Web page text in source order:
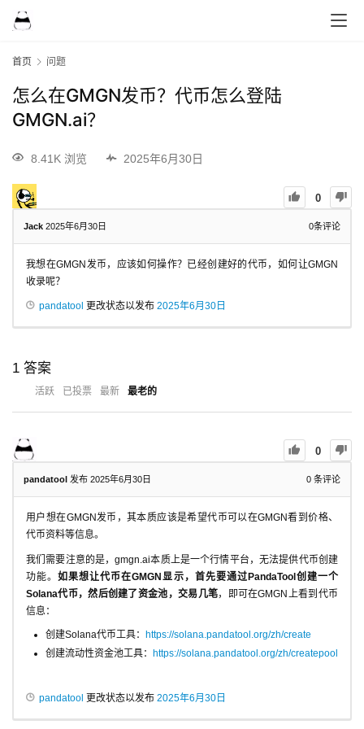
首页 问题
怎么在GMGN发币？代币怎么登陆
GMGN.ai？
8.41K 浏览 2025年6月30日
0
Jack 2025年6月30日 0条评论
我想在GMGN发币，应该如何操作？已经创建好的代币，如何让GMGN
收录呢？
pandatool 更改状态以发布 2025年6月30日
1 答案
活跃 已投票 最新 最老的
0
pandatool 发布 2025年6月30日 0 条评论
用户想在GMGN发币，其本质应该是希望代币可以在GMGN看到价格、
代币资料等信息。
我们需要注意的是，gmgn.ai本质上是一个行情平台，无法提供代币创建
功能。如果想让代币在GMGN显示，首先要通过PandaTool创建一个
Solana代币，然后创建了资金池，交易几笔，即可在GMGN上看到代币
信息：
创建Solana代币工具： https://solana.pandatool.org/zh/create
创建流动性资金池工具： https://solana.pandatool.org/zh/createpool
pandatool 更改状态以发布 2025年6月30日